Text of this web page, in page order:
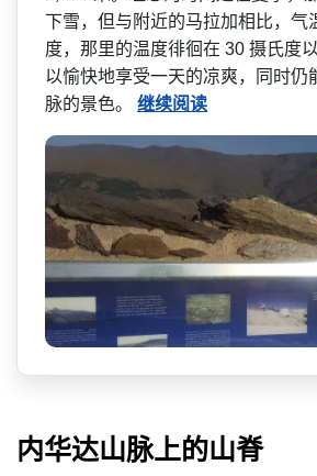
下雪，但与附近的马拉加相比，气
度，那里的温度徘徊在 30 摄氏度
以愉­快地享受一天的凉爽，同时仍
脉的景色。 继续阅读
内华达山脉上的山脊